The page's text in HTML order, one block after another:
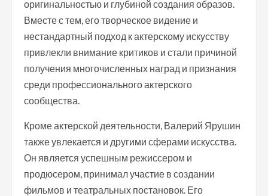
оригинальностью и глубиной создания образов.
Вместе с тем, его творческое видение и
нестандартный подход к актерскому искусству
привлекли внимание критиков и стали причиной
получения многочисленных наград и признания
среди профессионального актерского
сообщества.
Кроме актерской деятельности, Валерий Ярушин
также увлекается и другими сферами искусства.
Он является успешным режиссером и
продюсером, принимал участие в создании
фильмов и театральных постановок. Его